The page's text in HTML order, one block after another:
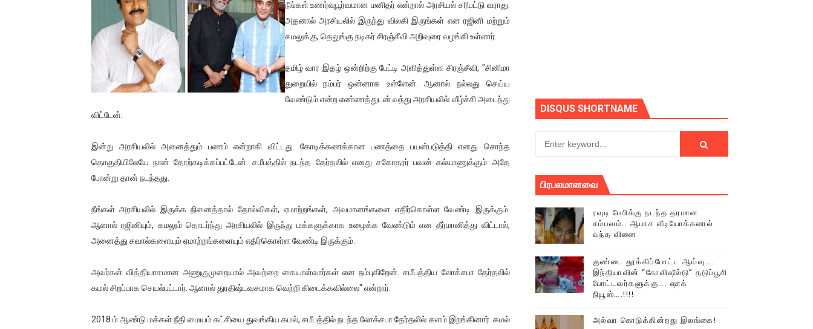
01/11/2021 Scotland ல் நடைபெறும் கண்டனப் போராட்டத்திற்கு கலந்துகொள்ளுமாறு அன்புரிமையோடு அழைக்கின்றோம்.
பாலச்சந்திரன் மற்றும் தன்னிடம் படித்த மாணவர்கள் தொடர்பில் நாடாளுமன்றத்தில் பகிரங்க கேள்வி
பிரிட்டனால் கடத்தப்படும் நிலையில் இலங்கைத் தமிழ் குடும்பம்!! நடந்தது என்ன
வர்ராரு...வர்ராரு... அண்ணாத்த : ரஜினிக்காக இலங்கை பாடலாசிரியர் வெளியிட்ட...
தடுப்பூசியை பெற்றுக் கொள்ளக் கூடிய இடங்கள்...
சிறுமியை பாலியல் வன்கொடுமை செய்த முதியவருக்கு வழங்கப்பட்ட தண்டனை
பிரபல நடிகை தூக்கிட்டு தற்கொலை!
வடிவேலுவுக்கு நீதிமன்றம் விதித்துள்ள அதிரடி உத்தரவு!
தியாகதீபம் லெப்.கேணல் திலீபன், கேணல் சங்கர் ஆகியோரின் நினைவெழுச்சி நாள் - 26.09.2021 சுவிஸ் (செய்தியும்,படங்களும்..)
ஐ.நா முன்றலில் சீரற்ற காலநிலையிலும் தமிழின அழிப்பிற்கு நீதி கேட்டு நடைபெற்ற கவனயீர்ப்புப் போராட்டத்தில் திரண்ட தமிழ்மக்கள்!!
இளையராஜா – கமல் அவசர சந்திப்பு (படங்கள், விடியோ)
நீங்கள் உணர்வுபூர்வமான மனிதர் என்றால் அரசியல் சரிபட்டு வராது.
அதனால் அரசியலில் இருந்து விலகி இருங்கள் என ரஜினி மற்றும்
கமலுக்கு, தெலுங்கு நடிகர் சிரஞ்சீவி அறிவுரை வழங்கி உள்ளார்.
தமிழ் வார இதழ் ஒன்றிற்கு பேட்டி அளித்துள்ள சிரஞ்சீவி, "சினிமா
துறையில் நம்பர் ஒன்னாக உள்ளேன். ஆனால் நல்லது செய்ய
வேண்டும் என்ற எண்ணத்துடன் வந்து அரசியலில் வீழ்ச்சி அடைந்து
விட்டேன்.
இன்று அரசியலில் அனைத்தும் பணம் என்றாகி விட்டது. கோடிக்கணக்கான பணத்தை பயன்படுத்தி எனது சொந்த
தொகுதியிலேயே நான் தோற்கடிக்கப்பட்டேன். சமீபத்தில் நடந்த தேர்தலில் எனது சகோதரர் பவன் கல்யாணுக்கும் அதே
போன்று தான் நடந்தது.
நீங்கள் அரசியலில் இருக்க நினைத்தால் தோல்விகள், ஏமாற்றங்கள், அவமானங்களை எதிர்கொள்ள வேண்டி இருக்கும்.
ஆனால் ரஜினியும், கமலும் தொடர்ந்து அரசியலில் இருந்து மக்களுக்காக உழைக்க வேண்டும் என தீர்மானித்து விட்டால்,
அனைத்து சவால்களையும் ஏமாற்றங்களையும் எதிர்கொள்ள வேண்டி இருக்கும்.
அவர்கள் வித்தியாசமான அணுகுமுறையால் அவற்றை கையாள்வார்கள் என நம்புகிறேன். சமீபத்திய லோக்சபா தேர்தலில்
கமல் சிறப்பாக செயல்பட்டார். ஆனால் துரதிஷ்டவசமாக வெற்றி கிடைக்கவில்லை" என்றார்.
2018 ம் ஆண்டு மக்கள் நீதி மையம் கட்சியை துவங்கிய கமல், சமீபத்தில் நடந்த லோக்சபா தேர்தலில் களம் இறங்கினார். கமல்
DISQUS SHORTNAME
பிரபலமானவை
ரவுடி பேபிக்கு நடந்த தரமான
சம்பவம்.. ஆபாச வீடியோக்களால்
வந்த வினை
குண்டை தூக்கிப்போட்ட ஆய்வு….
இந்தியாவின் “கோவிஷீல்டு” தடுப்பூசி
போட்டவர்களுக்கு…. ஷாக்
நியூஸ்….!!!!
அல்வா கொடுக்கின்றது இலங்கை!